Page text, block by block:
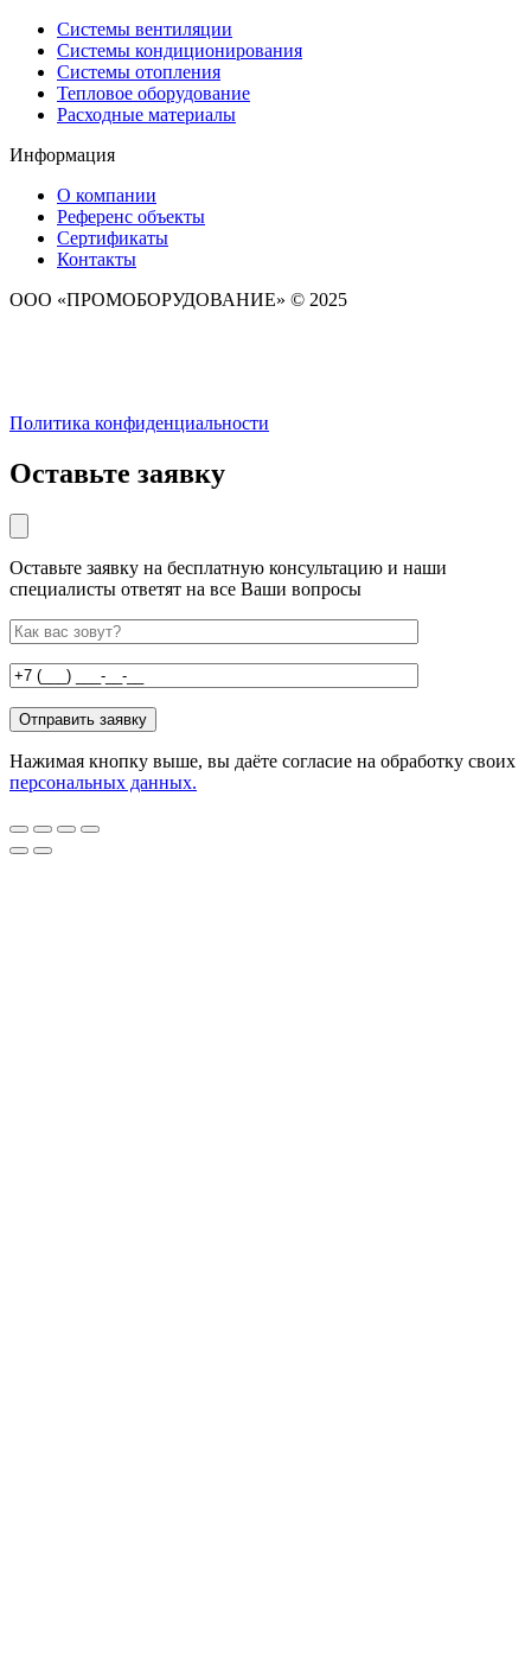
Системы вентиляции
Системы кондиционирования
Системы отопления
Тепловое оборудование
Расходные материалы
Информация
О компании
Референс объекты
Сертификаты
Контакты
ООО «ПРОМОБОРУДОВАНИЕ» © 2025
Политика конфиденциальности
Оставьте заявку
Оставьте заявку на бесплатную консультацию и наши
специалисты ответят на все Ваши вопросы
Нажимая кнопку выше, вы даёте согласие на обработку своих
персональных данных.